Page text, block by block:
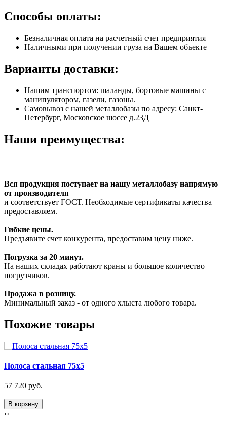
Способы оплаты:
Безналичная оплата на расчетный счет предприятия
Наличными при получении груза на Вашем объекте
Варианты доставки:
Нашим транспортом: шаланды, бортовые машины с
манипулятором, газели, газоны.
Самовывоз с нашей металлобазы по адресу: Санкт-
Петербург, Московское шоссе д.23Д
Наши преимущества:
Вся продукция поступает на нашу металлобазу напрямую
от производителя
и соответствует ГОСТ. Необходимые сертификаты качества
предоставляем.
Гибкие цены.
Предъявите счет конкурента, предоставим цену ниже.
Погрузка за 20 минут.
На наших складах работают краны и большое количество
погрузчиков.
Продажа в розницу.
Минимальный заказ - от одного хлыста любого товара.
Похожие товары
Полоса стальная 75х5
57 720 руб.
В корзину
‹›